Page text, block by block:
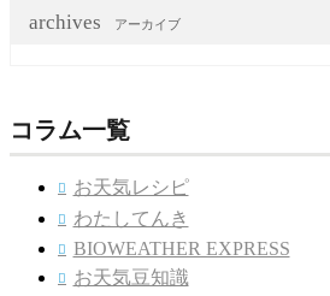
archives アーカイブ
コラム一覧
 お天気レシピ
 わたしてんき
 BIOWEATHER EXPRESS
 お天気豆知識